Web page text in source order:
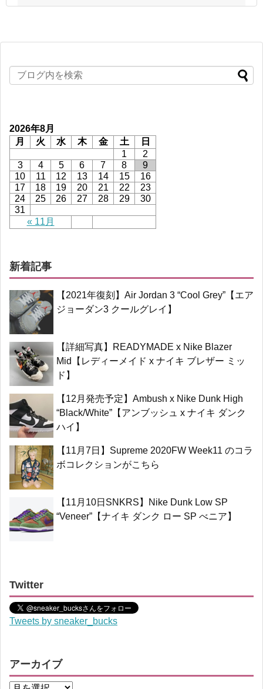
2026年8月
月
火 水 木 金 土 日
« 11月
1
2
3
4 5 6 7 8
9
10
11 12 13 14 15
16
17
18 19 20 21 22
23
24
25 26 27 28 29
30
31
新着記事
【2021年復刻】Air Jordan 3 “Cool Grey”【エア
ジョーダン3 クールグレイ】
【詳細写真】READYMADE x Nike Blazer
Mid【レディーメイド x ナイキ ブレザー ミッ
ド】
【12月発売予定】Ambush x Nike Dunk High
“Black/White”【アンブッシュ x ナイキ ダンク
ハイ】
【11月7日】Supreme 2020FW Week11 のコラ
ボコレクションがこちら
【11月10日SNKRS】Nike Dunk Low SP
“Veneer”【ナイキ ダンク ロー SP べニア】
Twitter
Tweets by sneaker_bucks
アーカイブ